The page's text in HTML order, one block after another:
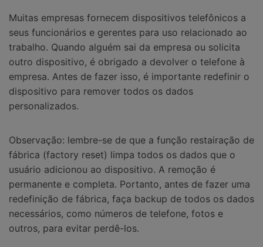
Muitas empresas fornecem dispositivos telefônicos a
seus funcionários e gerentes para uso relacionado ao
trabalho. Quando alguém sai da empresa ou solicita
outro dispositivo, é obrigado a devolver o telefone à
empresa. Antes de fazer isso, é importante redefinir o
dispositivo para remover todos os dados
personalizados.
Observação: lembre-se de que a função restairação de
fábrica (factory reset) limpa todos os dados que o
usuário adicionou ao dispositivo. A remoção é
permanente e completa. Portanto, antes de fazer uma
redefinição de fábrica, faça backup de todos os dados
necessários, como números de telefone, fotos e
outros, para evitar perdê-los.